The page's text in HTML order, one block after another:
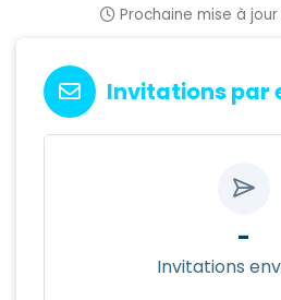
Prochaine mise à
Invitations par
-
Invitations